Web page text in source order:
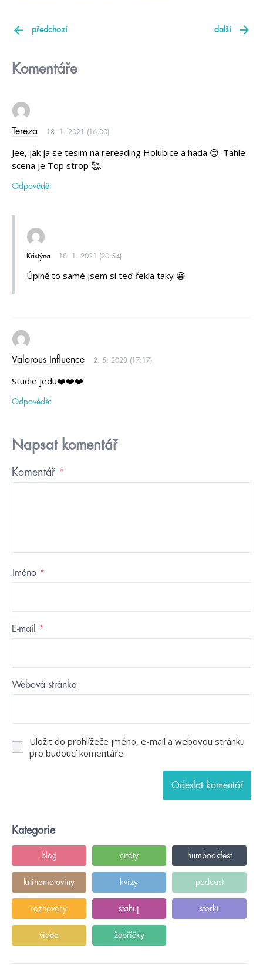
předchozí další
Komentáře
Tereza 18. 1. 2021 (16:00)
Jee, jak ja se tesim na rereading Holubice a hada 😍. Tahle
scena je Top strop 🥰.
Odpovědět
Kristýna 18. 1. 2021 (20:54)
Úplně to samé jsem si teď řekla taky 😀
Valorous Influence 2. 5. 2023 (17:17)
Studie jedu❤️❤️❤️
Odpovědět
Napsat komentář
Komentář *
Jméno *
E-mail *
Webová stránka
Uložit do prohlížeče jméno, e-mail a webovou stránku
pro budoucí komentáře.
Kategorie
blog citáty humbookfest
knihomoloviny kvízy podcast
rozhovory stahuj storki
videa žebříčky